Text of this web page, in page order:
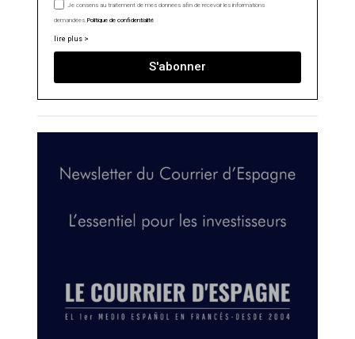
Je consens au traitement de mes données afin de recevoir les informations
demandées. Politique de confidentialité
lire plus >
S'abonner